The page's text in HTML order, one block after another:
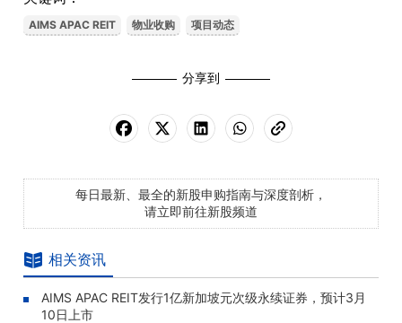
AIMS APAC REIT 物业收购 项目动态
分享到
每日最新、最全的新股申购指南与深度剖析，
请立即前往新股频道
相关资讯
AIMS APAC REIT发行1亿新加坡元次级永续证券，预计3月
10日上市